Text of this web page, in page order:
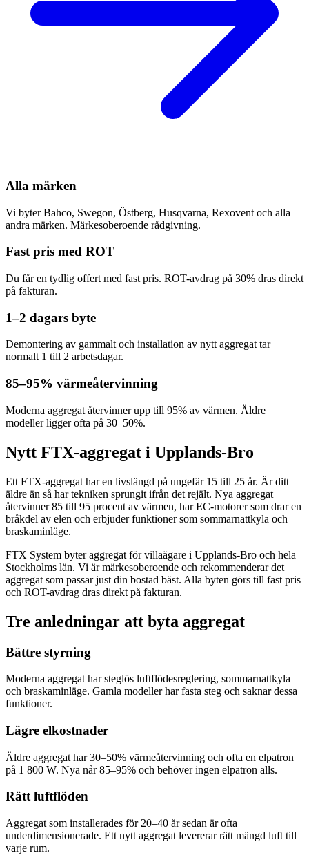
Alla märken
Vi byter Bahco, Swegon, Östberg, Husqvarna, Rexovent och alla
andra märken. Märkesoberoende rådgivning.
Fast pris med ROT
Du får en tydlig offert med fast pris. ROT-avdrag på 30% dras direkt
på fakturan.
1–2 dagars byte
Demontering av gammalt och installation av nytt aggregat tar
normalt 1 till 2 arbetsdagar.
85–95% värmeåtervinning
Moderna aggregat återvinner upp till 95% av värmen. Äldre
modeller ligger ofta på 30–50%.
Nytt FTX-aggregat i Upplands-Bro
Ett FTX-aggregat har en livslängd på ungefär 15 till 25 år. Är ditt
äldre än så har tekniken sprungit ifrån det rejält. Nya aggregat
återvinner 85 till 95 procent av värmen, har EC-motorer som drar en
bråkdel av elen och erbjuder funktioner som sommarnattkyla och
braskaminläge.
FTX System byter aggregat för villaägare i Upplands-Bro och hela
Stockholms län. Vi är märkesoberoende och rekommenderar det
aggregat som passar just din bostad bäst. Alla byten görs till fast pris
och ROT-avdrag dras direkt på fakturan.
Tre anledningar att byta aggregat
Bättre styrning
Moderna aggregat har steglös luftflödesreglering, sommarnattkyla
och braskaminläge. Gamla modeller har fasta steg och saknar dessa
funktioner.
Lägre elkostnader
Äldre aggregat har 30–50% värmeåtervinning och ofta en elpatron
på 1 800 W. Nya når 85–95% och behöver ingen elpatron alls.
Rätt luftflöden
Aggregat som installerades för 20–40 år sedan är ofta
underdimensionerade. Ett nytt aggregat levererar rätt mängd luft till
varje rum.